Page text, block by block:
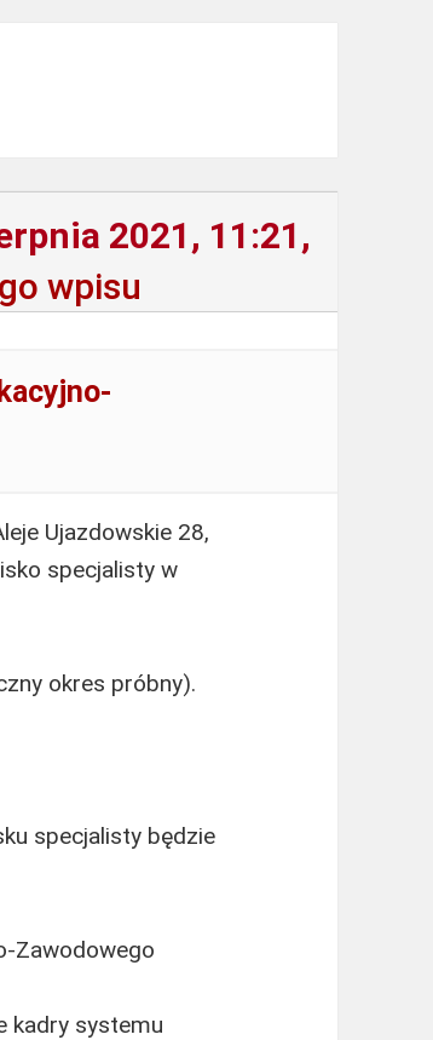
2021, 11:21,
wpisu
Ujazdowskie 28,
specjalisty w
okres próbny).
specjalisty będzie
Zawodowego
kadry systemu